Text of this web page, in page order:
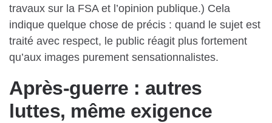
travaux sur la FSA et l’opinion publique.) Cela
indique quelque chose de précis : quand le sujet est
traité avec respect, le public réagit plus fortement
qu’aux images purement sensationnalistes.
Après-guerre : autres
luttes, même exigence